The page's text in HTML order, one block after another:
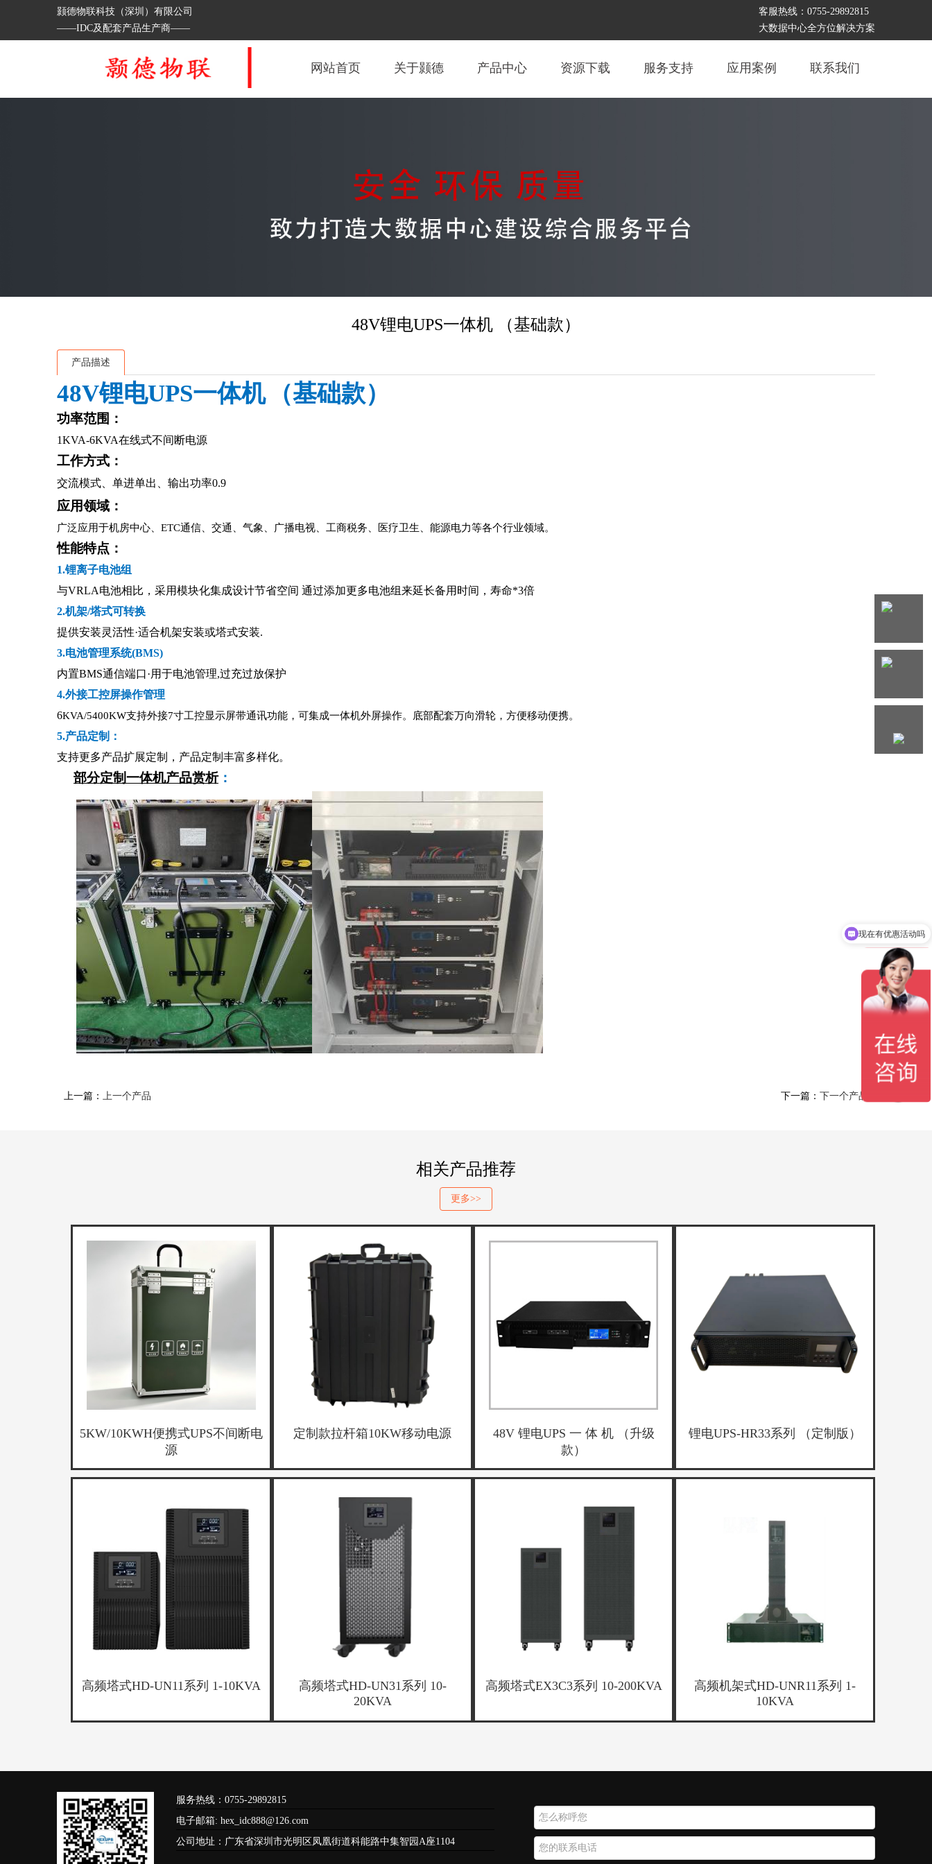
颢德物联科技（深圳）有限公司
——IDC及配套产品生产商——
客服热线：0755-29892815
大数据中心全方位解决方案
网站首页 关于颢德 产品中心 资源下载 服务支持 应用案例 联系我们
客服
客服
48V锂电UPS一体机 （基础款）
产品描述
48V锂电UPS一体机 （基础款）
功率范围：
1KVA-6KVA在线式不间断电源
工作方式：
交流模式、单进单出、输出功率0.9
应用领域：
广泛应用于机房中心、ETC通信、交通、气象、广播电视、工商税务、医疗卫生、 能源电力等各个行业领域。
性能特点：
1.锂离子电池组
与VRLA电池相比，采用模块化集成设计节省空间 通过添加更多电池组来延长备用时间，寿命*3倍
2.机架/塔式可转换
提供安装灵活性·适合机架安装或塔式安装.
3.电池管理系统(BMS)
内置BMS通信端口·用于电池管理,过充过放保护
4.外接工控屏操作管理
6KVA/5400KW支持外接7寸工控显示屏带通讯功能，可集成一体机外屏操作。 底部配套万向滑轮，方便移动便携。
5.产品定制：
支持更多产品扩展定制，产品定制丰富多样化。
部分定制一体机产品赏析：
上一篇： 上一个产品 下一篇： 下一个产品
相关产品推荐
更多>>
5KW/10KWH便携式UPS不间断电
源
定制款拉杆箱10KW移动电源
48V 锂电UPS 一 体 机 （升级
款）
锂电UPS-HR33系列 （定制版）
高频塔式HD-UN11系列 1-10KVA
高频塔式HD-UN31系列 10-
20KVA
高频塔式EX3C3系列 10-200KVA
高频机架式HD-UNR11系列 1-
10KVA
服务热线：0755-29892815
电子邮箱: hex_idc888@126.com
公司地址：广东省深圳市光明区凤凰街道科能路中集智园A座1104
现在有优惠活动吗